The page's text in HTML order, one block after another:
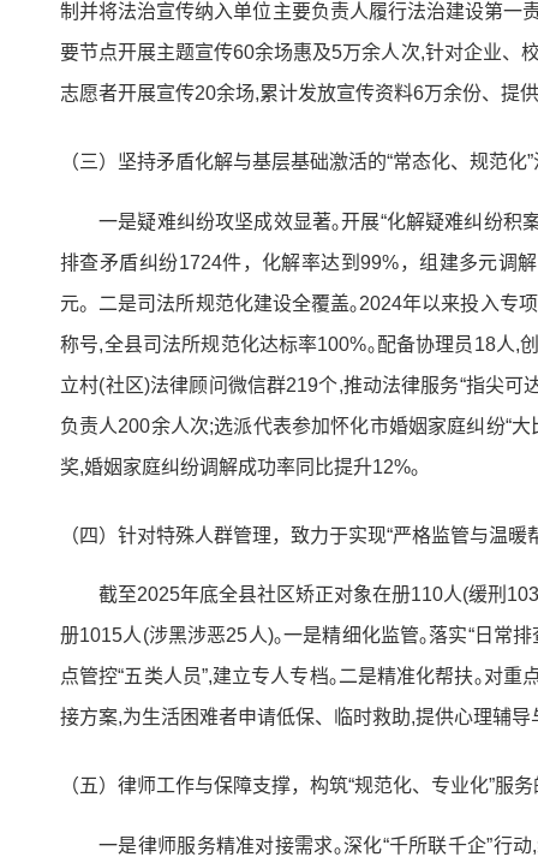
制并将法治宣传纳入单位主要负责人履行法治建设第一
要节点开展主题宣传60余场惠及5万余人次,针对企业、
志愿者开展宣传20余场,累计发放宣传资料6万余份、提
（三）坚持矛盾化解与基层基础激活的“常态化、规范化
一是疑难纠纷攻坚成效显著｡开展“化解疑难纠纷积
排查矛盾纠纷1724件，化解率达到99%，组建多元调
元。二是司法所规范化建设全覆盖｡2024年以来投入专
称号,全县司法所规范化达标率100%｡配备协理员18人,
立村(社区)法律顾问微信群219个,推动法律服务“指尖
负责人200余人次;选派代表参加怀化市婚姻家庭纠纷“
奖,婚姻家庭纠纷调解成功率同比提升12%｡
（四）针对特殊人群管理，致力于实现“严格监管与温暖
截至2025年底全县社区矫正对象在册110人(缓刑
册1015人(涉黑涉恶25人)｡一是精细化监管｡落实“日常
点管控“五类人员”,建立专人专档｡二是精准化帮扶｡对
接方案,为生活困难者申请低保、临时救助,提供心理辅导
（五）律师工作与保障支撑，构筑“规范化、专业化”服
一是律师服务精准对接需求｡深化“千所联千企”行